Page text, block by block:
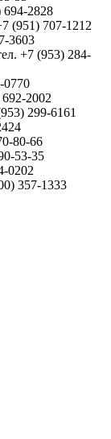
694-2828
(951) 707-1212
3603
+7 (953) 284-
0770
2002
299-6161
80-66
53-35
0202
357-1333